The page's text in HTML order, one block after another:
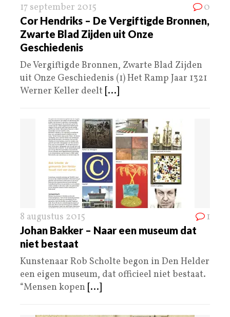
17 september 2015 0
Cor Hendriks – De Vergiftigde Bronnen,
Zwarte Blad Zijden uit Onze
Geschiedenis
De Vergiftigde Bronnen, Zwarte Blad Zijden
uit Onze Geschiedenis (1) Het Ramp Jaar 1321
Werner Keller deelt [...]
8 augustus 2015 1
Johan Bakker – Naar een museum dat
niet bestaat
Kunstenaar Rob Scholte begon in Den Helder
een eigen museum, dat officieel niet bestaat.
“Mensen kopen [...]